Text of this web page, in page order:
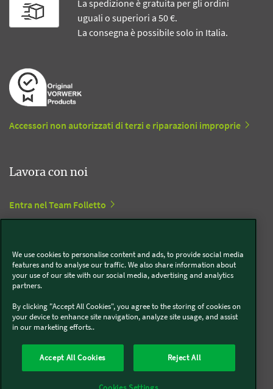
La spedizione è gratuita per gli ordini
uguali o superiori a 50 €.
La consegna è possibile solo in Italia.
Accessori non autorizzati di terzi e riparazioni improprie
Lavora con noi
Entra nel Team Folletto
Social Media
Folletto
Bimby
We use cookies to personalise content and ads, to provide social media
features and to analyse our traffic. We also share information about
your use of our site with our social media, advertising and analytics
partners.
By clicking "Accept All Cookies", you agree to the storing of cookies on
your device to enhance site navigation, analyze site usage, and assist
in our marketing efforts..
Accept All Cookies Reject All